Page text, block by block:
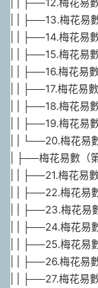
| | ├──13.梅花易
| | ├──14.梅花易
| | ├──15.梅花易
| | ├──16.梅花易
| | ├──17.梅花易
| | ├──18.梅花易
| | ├──19.梅花易
| | └──20.梅花易
| ├──梅花易數（
| | ├──21.梅花易
| | ├──22.梅花易
| | ├──23.梅花易
| | ├──24.梅花易
| | ├──25.梅花易
| | ├──26.梅花易
| | ├──27.梅花易